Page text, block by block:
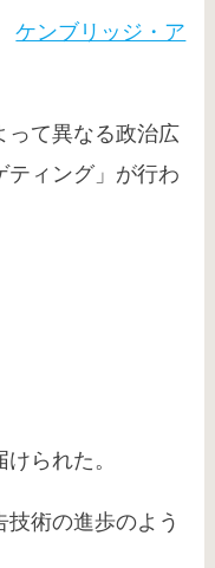
ケンブリッジ・ア
って異なる政治広
ティング」が行わ
られた。
術の進歩のよう